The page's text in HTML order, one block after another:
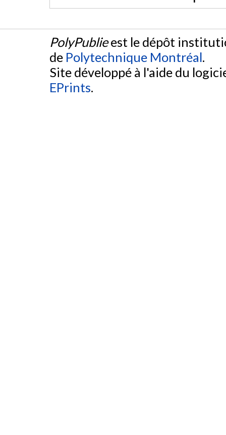
PolyPublieest le dépôt
de Polytechnique Montréal.
Site développé à l'aide du
EPrints.